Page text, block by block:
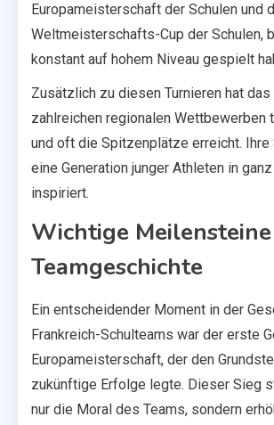
Europameisterschaft der Schulen und
Weltmeisterschafts-Cup der Schulen,
konstant auf hohem Niveau gespielt
Zusätzlich zu diesen Turnieren hat das
zahlreichen regionalen Wettbewerben
und oft die Spitzenplätze erreicht. Ihre
eine Generation junger Athleten in
inspiriert.
Wichtige
Teamgeschichte
Ein entscheidender Moment in der
Frankreich-Schulteams war der erste
Europameisterschaft, der den
zukünftige Erfolge legte. Dieser Sieg
nur die Moral des Teams, sondern